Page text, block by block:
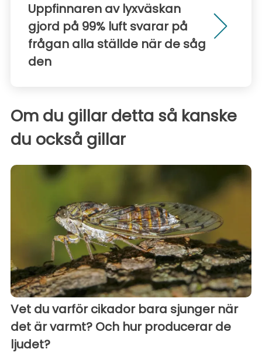
Uppfinnaren av lyxväskan
gjord på 99% luft svarar på
frågan alla ställde när de såg
den
Om du gillar detta så kanske
du också gillar
Vet du varför cikador bara sjunger när
det är varmt? Och hur producerar de
ljudet?